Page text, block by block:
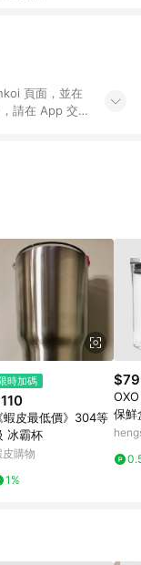
頁面，並在
請在 App 交
，P coins，
請更新至
館保證金，補
之商品規格、
不符，以
數紅包使用規
前往 Pinkoi
合導購資格；承
往 Pinkoi 頁
時加碼
蝦皮最低價》304等
冰霸杯
皮購物
1%
保鮮